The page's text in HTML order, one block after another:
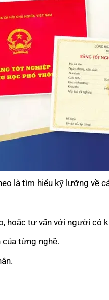
là tìm hiểu kỹ lưỡng về
hoặc tư vấn với người có
từng nghề.